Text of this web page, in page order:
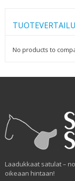
TUOTEVERTAILU
No products to
Laadukkaat satulat –
oikeaan hintaan!